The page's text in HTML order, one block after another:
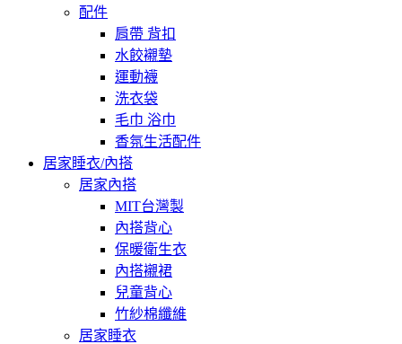
配件
肩帶 背扣
水餃襯墊
運動襪
洗衣袋
毛巾 浴巾
香氛生活配件
居家睡衣/內搭
居家內搭
MIT台灣製
內搭背心
保暖衛生衣
內搭襯裙
兒童背心
竹紗棉纖維
居家睡衣